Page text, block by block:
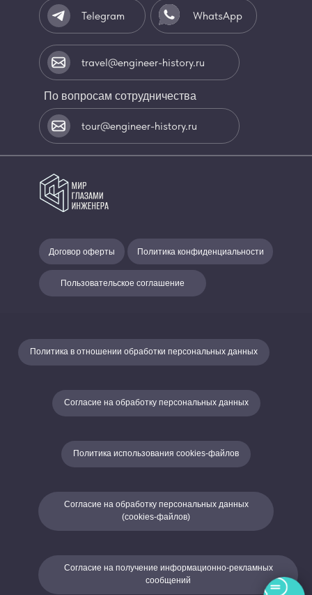
travel@engineer-history.ru
Telegram WhatsApp
Договор оферты Политика конфиденциальности
Пользовательское соглашение
tour@engineer-history.ru
По вопросам сотрудничества
Политика в отношении обработки персональных данных
Согласие на обработку персональных данных
Политика использования cookies-файлов
Согласие на обработку персональных данных
(cookies-файлов)
Согласие на получение информационно-рекламных
сообщений